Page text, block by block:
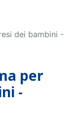
dei bambini -
per
-